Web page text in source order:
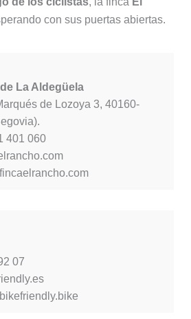
con sus puertas abiertas.
La Aldegüela
de Lozoya 3, 40160-
401 060
07